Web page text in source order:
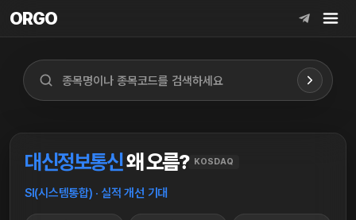
ORGO
ORGO
대신정보통신왜 오름? KOSDAQ
SI(시스템통합) · 실적 개선 기대